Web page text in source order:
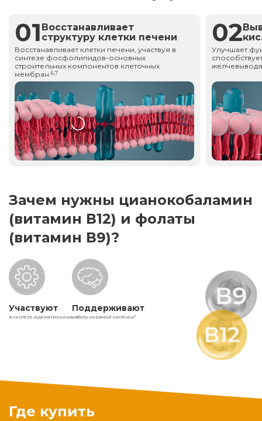
01 Восстанавливает
структуру клетки печени
Восстанавливает клетки печени, участвуя в
синтезе фосфолипидов-основных
строительных компонентов клеточных
мембран.6,7
02
Улучшает
Зачем нужны цианокобаламин
(витамин В12) и фолаты
(витамин В9)?
Участвуют
в синтезе Адеметионина
Поддерживают
работу нервной системы5
Где купить